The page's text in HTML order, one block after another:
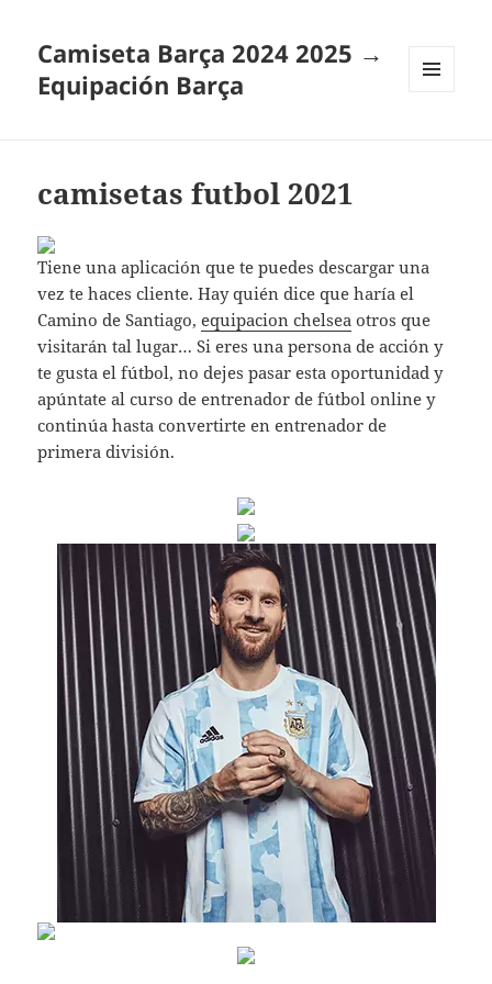
Camiseta Barça 2024 2025 →
Equipación Barça
camisetas futbol 2021
Tiene una aplicación que te puedes descargar una
vez te haces cliente. Hay quién dice que haría el
Camino de Santiago,equipacion chelsea otros que
visitarán tal lugar… Si eres una persona de acción y
te gusta el fútbol, no dejes pasar esta oportunidad y
apúntate al curso de entrenador de fútbol online y
continúa hasta convertirte en entrenador de
primera división.